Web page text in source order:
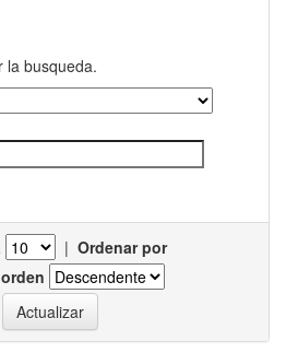
la busqueda.
| Ordenar por